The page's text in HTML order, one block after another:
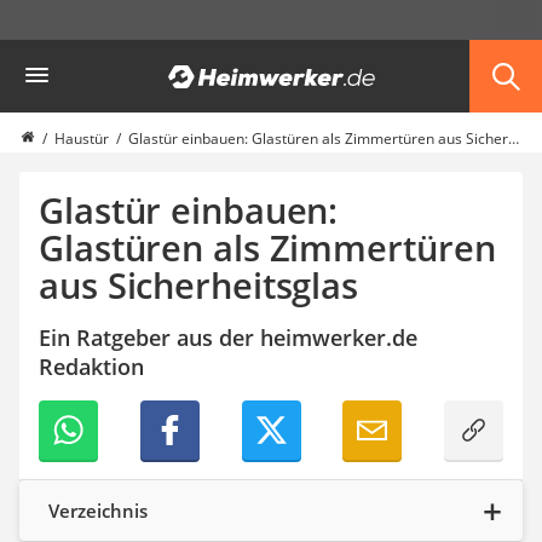
Möbel & Einrichtung
Daunenkissen
Wäscheständer
Spülrandloses WC
Heizdecke
Daunendecken
Backofen
HiFi-Lautsprecher
Samsung-Waschmaschine
LED-Feuchtraumleuchte
4K-Beamer
Schraubendreher-Set
Sägekettenschärfgerät
Geschirrspüler 45 cm
Fußsack
Haustür Glastür einbauen: Glastüren als Zimmertüren aus Sicherheitsglas
Glastür einbauen:
Glastüren als Zimmertüren
aus Sicherheitsglas
Ein Ratgeber aus der heimwerker.de
Redaktion
Verzeichnis